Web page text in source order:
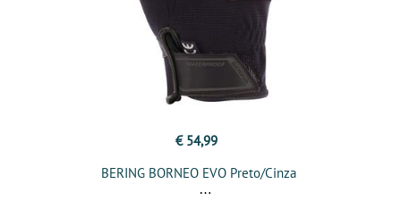
€ 54,99
BERING BORNEO EVO Preto/Cinza